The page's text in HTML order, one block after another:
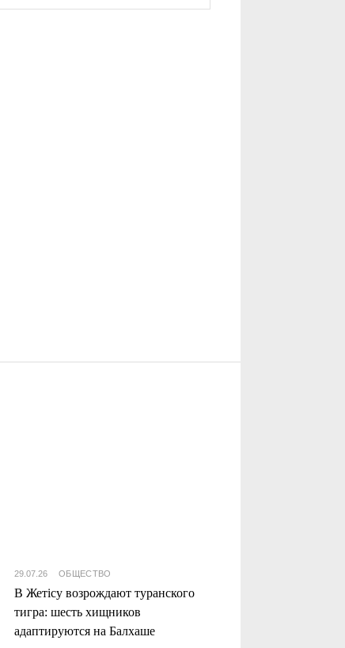
29.07.26 ОБЩЕСТВО
В Жетісу возрождают туранского
тигра: шесть хищников
адаптируются на Балхаше